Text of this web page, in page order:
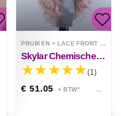
PRUIKEN > LACE FRONT WIGS
Skylar Chemische Vezel Front Lace Pruik
(1)
€ 51.05 + BTW*